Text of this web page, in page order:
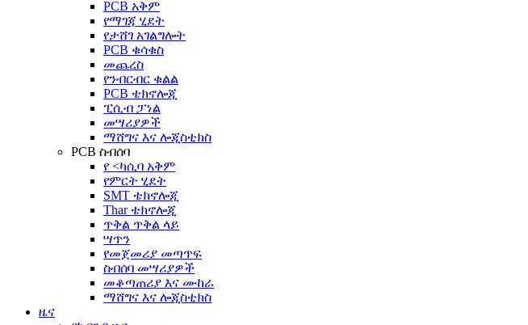
PCB አቅም
የማገጃ ሂደት
የታሸገ አገልግሎት
PCB ቁሳቁስ
መጨረስ
የንብርብር ቁልል
PCB ቴክኖሎጂ
ፒሲብ ፓነል
መሣሪያዎች
ማሸግና እና ሎጂስቲክስ
PCB ስብሰባ
የ <ካሲባ አቅም
የምርት ሂደት
SMT ቴክኖሎጂ
Thar ቴክኖሎጂ
ጥቅል ጥቅል ላይ
ሣጥን
የመጀመሪያ መጣጥፍ
ስብሰባ መሣሪያዎች
መቆጣጠሪያ እና ሙከራ
ማሸግና እና ሎጂስቲክስ
ዜና